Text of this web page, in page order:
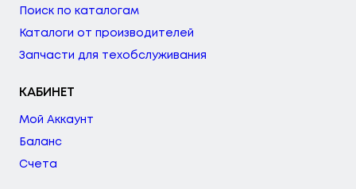
Поиск по каталогам
Каталоги от производителей
Запчасти для техобслуживания
КАБИНЕТ
Мой Аккаунт
Баланс
Счета